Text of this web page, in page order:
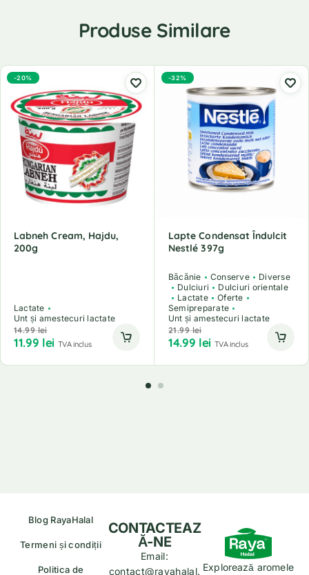
Produse Similare
-20%
Labneh Cream, Hajdu,
200g
Lactate
Unt și amestecuri lactate
14.99lei
11.99 lei TVA inclus
-32%
Lapte Condensat Îndulcit
Nestlé 397g
Băcănie Conserve
Diverse
Dulciuri
Dulciuri orientale
Lactate
Oferte
Semipreparate
Unt și amestecuri lactate
21.99lei
14.99 lei TVA inclus
Blog RayaHalal
Termeni și condiții
Politica de
Explorează aromele
CONTACTEAZ
Ă-NE
Email:
contact@rayahalal.